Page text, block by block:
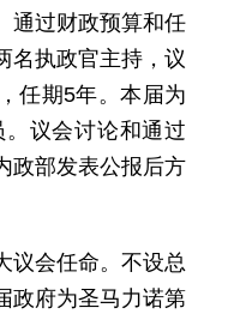
通过财政预算和任
名执政官主持，议
任期5年。本届为
议会讨论和通过
政部发表公报后方
议会任命。不设总
政府为圣马力诺第